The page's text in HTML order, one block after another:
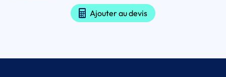
Ajouter au devis